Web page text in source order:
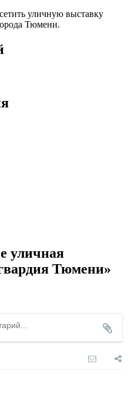
уличную выставку
Тюмени.
уличная
Тюмени»